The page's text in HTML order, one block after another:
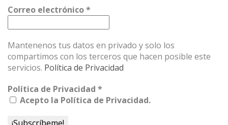
Correo electrónico*
Mantenenos tus datos en privado y solo los
compartimos con los terceros que hacen posible este
servicios. Política de Privacidad
Política de Privacidad *
Acepto la Política de Privacidad.